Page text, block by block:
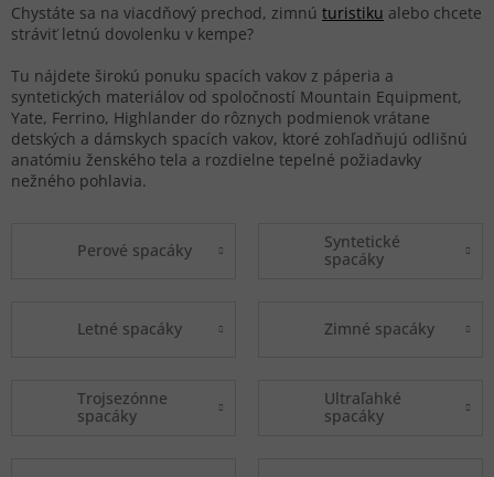
Chystáte sa na viacdňový prechod, zimnú turistiku alebo chcete
stráviť letnú dovolenku v kempe?
Tu nájdete širokú ponuku spacích vakov z páperia a
syntetických materiálov od spoločností Mountain Equipment,
Yate, Ferrino, Highlander do rôznych podmienok vrátane
detských a dámskych spacích vakov, ktoré zohľadňujú odlišnú
anatómiu ženského tela a rozdielne tepelné požiadavky
nežného pohlavia.
Perové spacáky
Syntetické
spacáky
Letné spacáky Zimné spacáky
Trojsezónne
spacáky
Ultraľahké
spacáky